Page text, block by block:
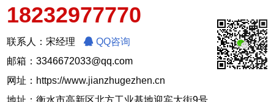
18232977770
联系人：宋经理
QQ咨询
邮箱：3346672033@qq.com
网址： https://www.jianzhugezhen.cn
地址：衡水市高新区北方工业基地迎宾大街9号